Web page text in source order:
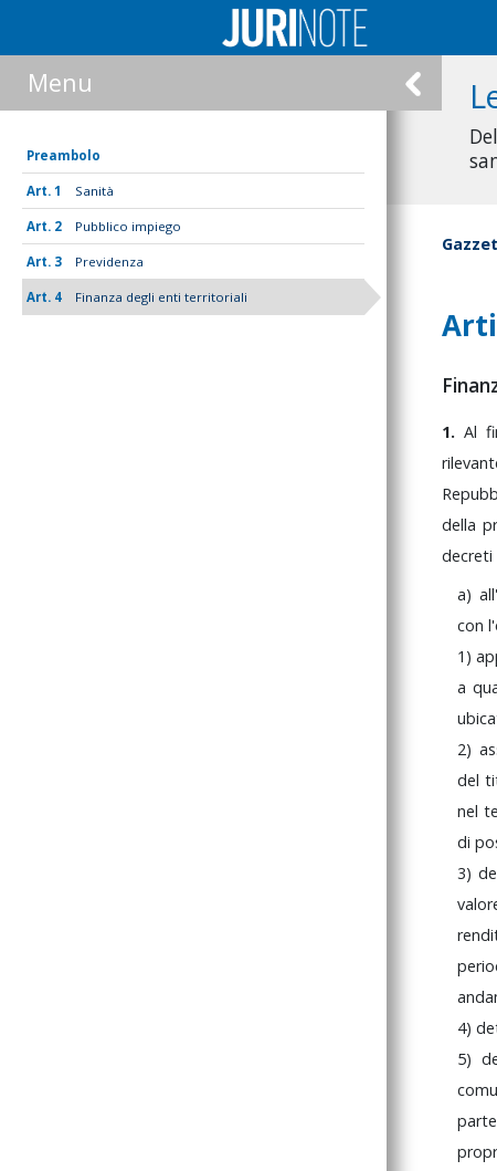
Menu
Preambolo
1 Sanità
2 Pubblico impiego
3 Previdenza
4 Finanza degli enti territoriali
1. Al
della
decreti
a)
con
1)
a
2)
del
nel
di
3)
4)
5)